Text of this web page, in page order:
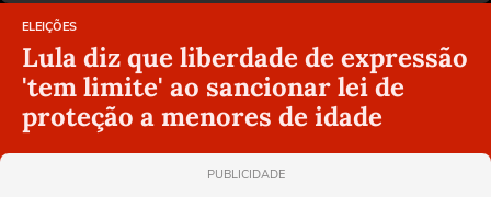
ELEIÇÕES
Lula diz que liberdade de expressão
'tem limite' ao sancionar lei de
proteção a menores de idade
PUBLICIDADE